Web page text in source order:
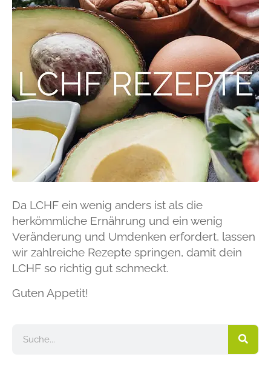
Da LCHF ein wenig anders ist als die
herkömmliche Ernährung und ein wenig
Veränderung und Umdenken erfordert, lassen
wir zahlreiche Rezepte springen, damit dein
LCHF so richtig gut schmeckt.
Guten Appetit!